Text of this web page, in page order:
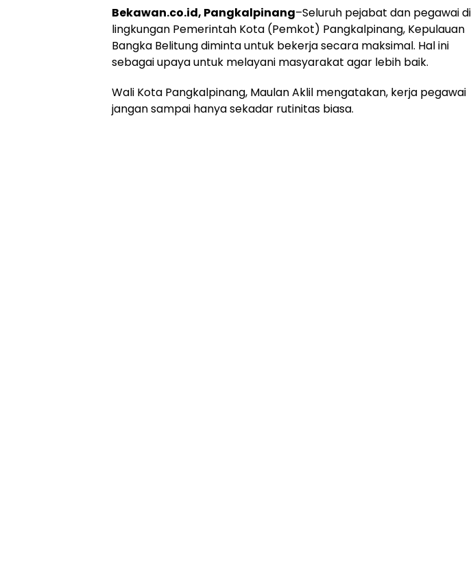
Bekawan.co.id, Pangkalpinang–Seluruh pejabat dan pegawai di
lingkungan Pemerintah Kota (Pemkot) Pangkalpinang, Kepulauan
Bangka Belitung diminta untuk bekerja secara maksimal. Hal ini
sebagai upaya untuk melayani masyarakat agar lebih baik.
Wali Kota Pangkalpinang, Maulan Aklil mengatakan, kerja pegawai
jangan sampai hanya sekadar rutinitas biasa.